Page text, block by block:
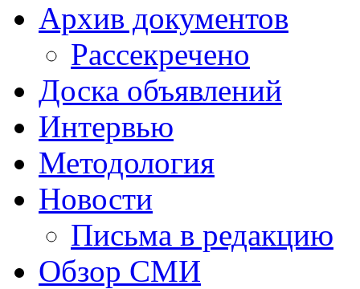
Архив документов
Рассекречено
Доска объявлений
Интервью
Методология
Новости
Письма в редакцию
Обзор СМИ